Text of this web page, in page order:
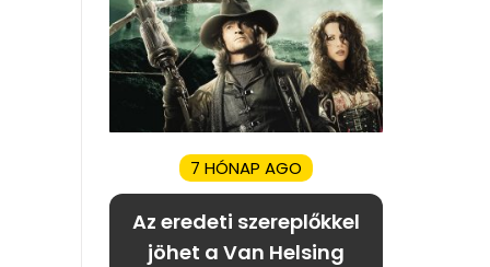
7 HÓNAP AGO
Az eredeti szereplőkkel
jöhet a Van Helsing